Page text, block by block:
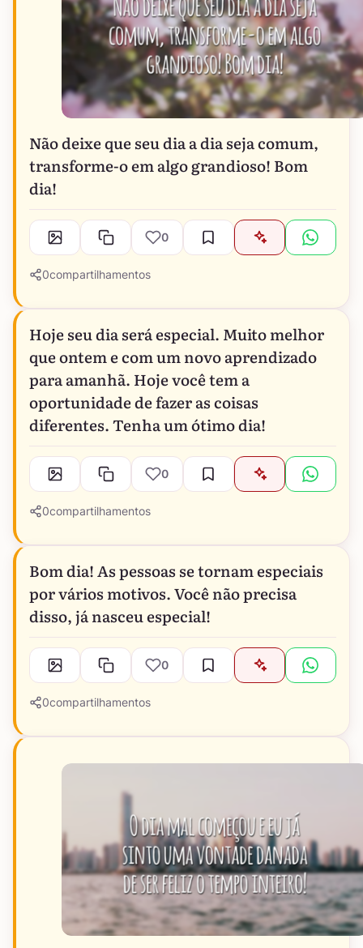
Não deixe que seu dia a dia seja comum,
transforme-o em algo grandioso! Bom
dia!
0
0compartilhamentos
Hoje seu dia será especial. Muito melhor
que ontem e com um novo aprendizado
para amanhã. Hoje você tem a
oportunidade de fazer as coisas
diferentes. Tenha um ótimo dia!
0
0compartilhamentos
Bom dia! As pessoas se tornam especiais
por vários motivos. Você não precisa
disso, já nasceu especial!
0
0compartilhamentos